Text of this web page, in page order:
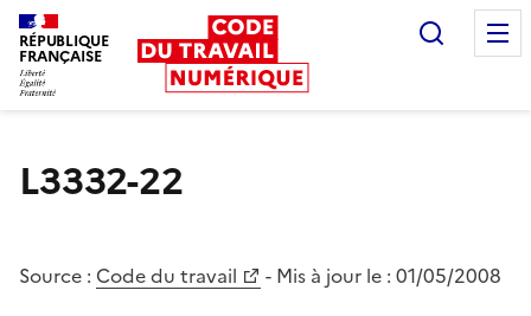
RÉPUBLIQUE
FRANÇAISE
L3332-22
Source : Code du travail - Mis à jour le : 01/05/2008